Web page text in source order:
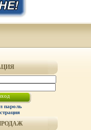
пароль